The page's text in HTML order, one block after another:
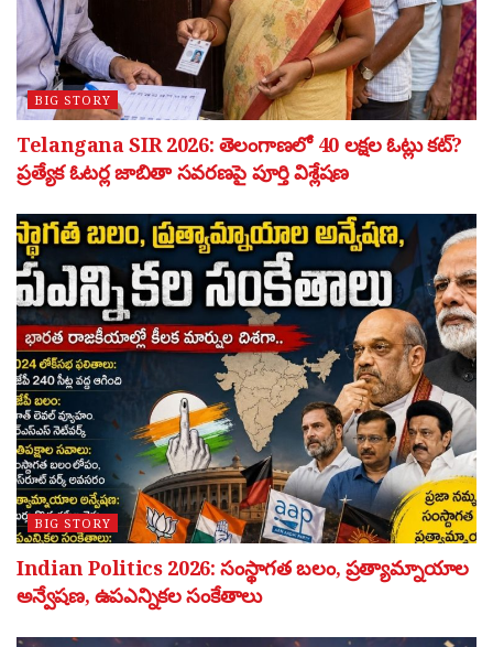
BIG STORY
Telangana SIR 2026: తెలంగాణలో 40 లక్షల ఓట్లు కట్?
ప్రత్యేక ఓటర్ల జాబితా సవరణపై పూర్తి విశ్లేషణ
BIG STORY
Indian Politics 2026: సంస్థాగత బలం, ప్రత్యామ్నాయాల
అన్వేషణ, ఉపఎన్నికల సంకేతాలు